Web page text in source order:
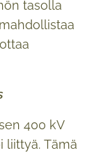
tasolla
400 kV
liittyä. Tämä